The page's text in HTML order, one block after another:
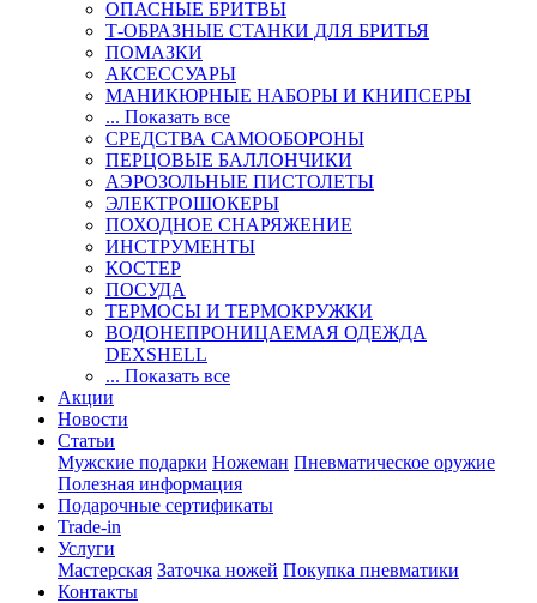
ОПАСНЫЕ БРИТВЫ
Т-ОБРАЗНЫЕ СТАНКИ ДЛЯ БРИТЬЯ
ПОМАЗКИ
АКСЕССУАРЫ
МАНИКЮРНЫЕ НАБОРЫ И КНИПСЕРЫ
... Показать все
СРЕДСТВА САМООБОРОНЫ
ПЕРЦОВЫЕ БАЛЛОНЧИКИ
АЭРОЗОЛЬНЫЕ ПИСТОЛЕТЫ
ЭЛЕКТРОШОКЕРЫ
ПОХОДНОЕ СНАРЯЖЕНИЕ
ИНСТРУМЕНТЫ
КОСТЕР
ПОСУДА
ТЕРМОСЫ И ТЕРМОКРУЖКИ
ВОДОНЕПРОНИЦАЕМАЯ ОДЕЖДА
DEXSHELL
... Показать все
Акции
Новости
Статьи
Мужские подарки Ножеман Пневматическое оружие
Полезная информация
Подарочные сертификаты
Trade-in
Услуги
Мастерская Заточка ножей Покупка пневматики
Контакты